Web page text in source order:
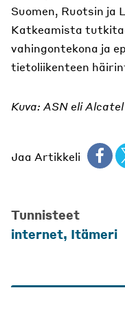
Suomen, Ruotsin ja
Katkeamista
vahingontekona ja
tietoliikenteen
Kuva: ASN eli
Jaa Artikkeli
Tunnisteet
internet, Itämeri